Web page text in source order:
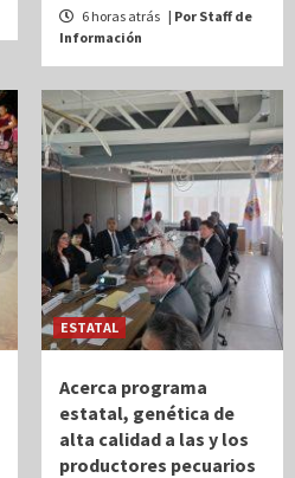
6 horas atrás | Por Staff de
Información
ESTATAL
Acerca programa
estatal, genética de
alta calidad a las y los
productores pecuarios